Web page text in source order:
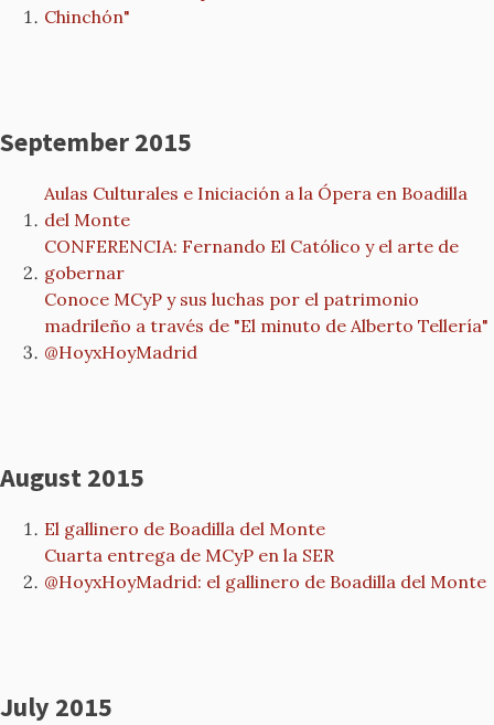
Chinchón"
September 2015
Aulas Culturales e Iniciación a la Ópera en Boadilla
del Monte
CONFERENCIA: Fernando El Católico y el arte de
gobernar
Conoce MCyP y sus luchas por el patrimonio
madrileño a través de "El minuto de Alberto Tellería"
@HoyxHoyMadrid
August 2015
El gallinero de Boadilla del Monte
Cuarta entrega de MCyP en la SER
@HoyxHoyMadrid: el gallinero de Boadilla del Monte
July 2015